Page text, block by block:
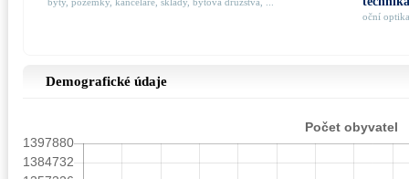
oční
Demografické údaje